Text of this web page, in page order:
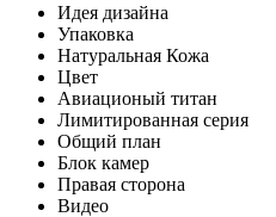
Идея дизайна
Упаковка
Натуральная Кожа
Цвет
Авиационый титан
Лимитированная серия
Общий план
Блок камер
Правая сторона
Видео